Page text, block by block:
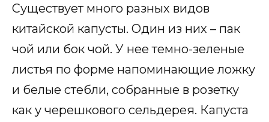
Существует много разных видов
китайской капусты. Один из них – пак
чой или бок чой. У нее темно-зеленые
листья по форме напоминающие ложку
и белые стебли, собранные в розетку
как у черешкового сельдерея. Капуста